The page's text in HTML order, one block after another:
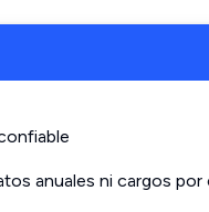
anuales ni cargos